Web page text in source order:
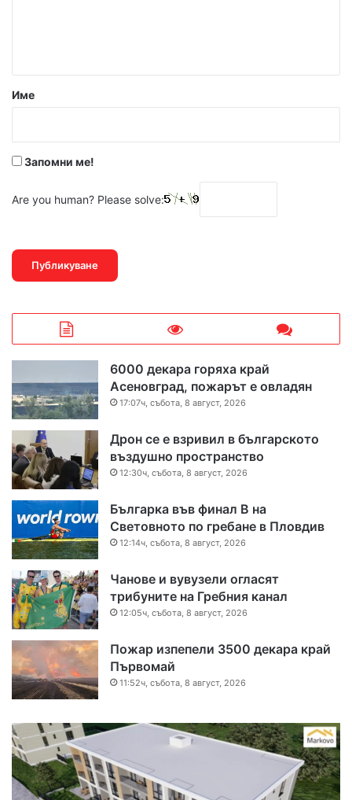
р
Име
Запомни ме!
Are you human? Please solve:
6000 декара горяха край
Асеновград, пожарът е овладян
17:07ч, събота, 8 август, 2026
Дрон се е взривил в българското
въздушно пространство
12:30ч, събота, 8 август, 2026
Българка във финал B на
Световното по гребане в Пловдив
12:14ч, събота, 8 август, 2026
Чанове и вувузели огласят
трибуните на Гребния канал
12:05ч, събота, 8 август, 2026
Пожар изпепели 3500 декара край
Първомай
11:52ч, събота, 8 август, 2026